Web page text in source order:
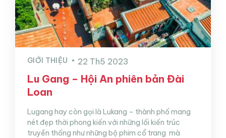
GIỚI THIỆU 22 Th5 2023
Lu Gang – Hội An phiên bản Đài
Loan
Lugang hay còn gọi là Lukang – thành phố mang
nét đẹp thời phong kiến với những lối kiến trúc
truyền thống như những bộ phim cổ trang mà